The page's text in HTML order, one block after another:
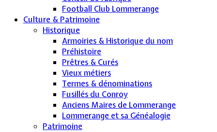
Football Club Lommerange
Culture & Patrimoine
Historique
Armoiries & Historique du nom
Préhistoire
Prêtres & Curés
Vieux métiers
Termes & dénominations
Fusillés du Conroy
Anciens Maires de Lommerange
Lommerange et sa Généalogie
Patrimoine